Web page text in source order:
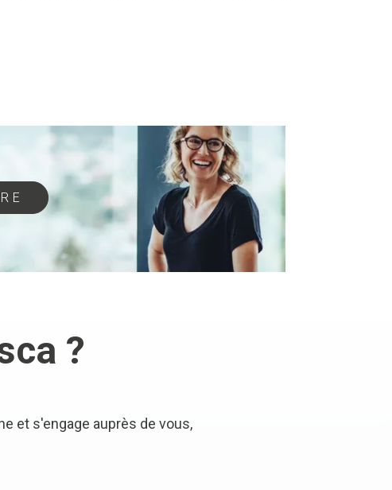
?
et s'engage auprès de vous,